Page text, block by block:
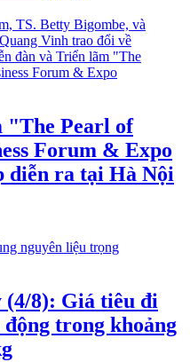
"The Pearl of
Forum & Expo
diễn ra tại Hà Nội
(4/8): Giá tiêu đi
trong khoảng